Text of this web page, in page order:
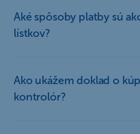
Aké spôsoby platby sú
lístkov?
Ako ukážem doklad o
kontrolór?